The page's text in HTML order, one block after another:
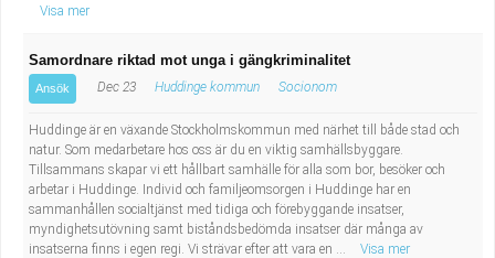
Visa mer
Samordnare riktad mot unga i gängkriminalitet
Ansök Dec 23 Huddinge kommun Socionom
Huddinge är en växande Stockholmskommun med närhet till både stad och
natur. Som medarbetare hos oss är du en viktig samhällsbyggare.
Tillsammans skapar vi ett hållbart samhälle för alla som bor, besöker och
arbetar i Huddinge. Individ och familjeomsorgen i Huddinge har en
sammanhållen socialtjänst med tidiga och förebyggande insatser,
myndighetsutövning samt biståndsbedömda insatser där många av
insatserna finns i egen regi. Vi strävar efter att vara en ...
Visa mer